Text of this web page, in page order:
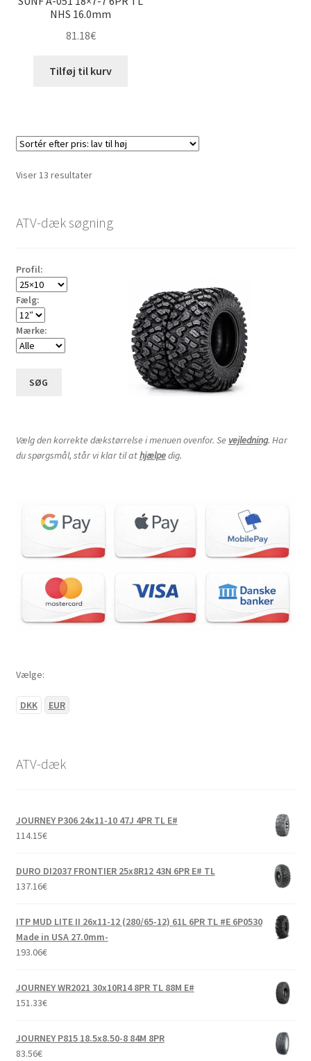
NHS 16.0mm
81.18€
Tilføj til kurv
Viser 13 resultaterSorteret
lav
ATV-dæk søgning
Profil:
Fælg:
Mærke:
SØG
Vælg den korrekte dækstørrelse i menuen ovenfor. Se vejledning. Har
du spørgsmål, står vi klar til athjælpedig.
Vælge:
DKK EUR
ATV-dæk
JOURNEY P306 24x11-10 47J 4PR TL E#
114.15€
DURO DI2037 FRONTIER 25x8R12 43N 6PR E# TL
137.16€
ITP MUD LITE II 26x11-12 (280/65-12) 61L 6PR TL #E 6P0530
Made in USA 27.0mm-
193.06€
JOURNEY WR2021 30x10R14 8PR TL 88M E#
151.33€
JOURNEY P815 18.5x8.50-8 84M 8PR
83.56€